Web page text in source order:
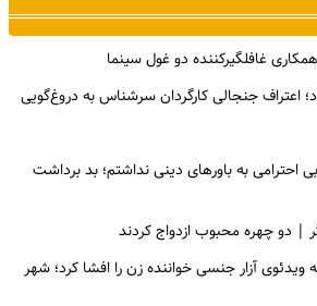
غافلگیرکننده دو غول سینما
اعتراف جنجالی کارگردان سرشناس به دروغ‌گویی
به باورهای دینی نداشتم؛ بد برداشت
| دو چهره محبوب ازدواج کردند
ویدئوی آزار جنسی خواننده زن را افشا کرد؛ شهر